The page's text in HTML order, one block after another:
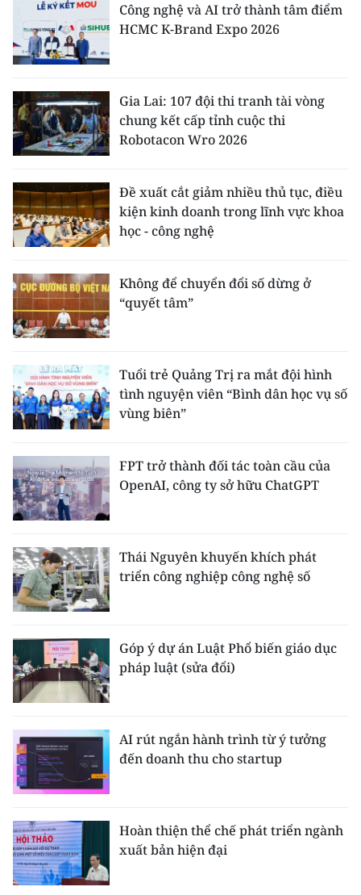
Công nghệ và AI trở thành tâm điểm
HCMC K-Brand Expo 2026
Gia Lai: 107 đội thi tranh tài vòng
chung kết cấp tỉnh cuộc thi
Robotacon Wro 2026
Đề xuất cắt giảm nhiều thủ tục, điều
kiện kinh doanh trong lĩnh vực khoa
học - công nghệ
Không để chuyển đổi số dừng ở
“quyết tâm”
Tuổi trẻ Quảng Trị ra mắt đội hình
tình nguyện viên “Bình dân học vụ số
vùng biên”
FPT trở thành đối tác toàn cầu của
OpenAI, công ty sở hữu ChatGPT
Thái Nguyên khuyến khích phát
triển công nghiệp công nghệ số
Góp ý dự án Luật Phổ biến giáo dục
pháp luật (sửa đổi)
AI rút ngắn hành trình từ ý tưởng
đến doanh thu cho startup
Hoàn thiện thể chế phát triển ngành
xuất bản hiện đại